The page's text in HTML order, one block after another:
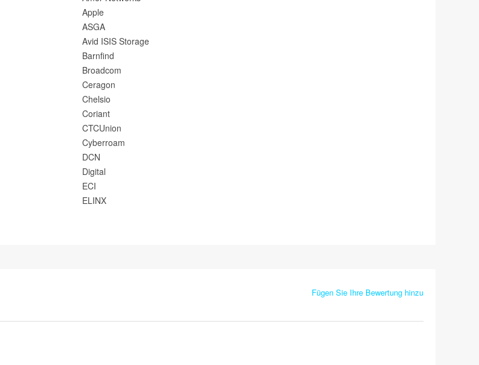
Apple
ASGA
Avid ISIS Storage
Barnfind
Broadcom
Ceragon
Chelsio
Coriant
CTCUnion
Cyberroam
DCN
Digital
ECI
ELINX
Fügen Sie Ihre Bewertung hinzu